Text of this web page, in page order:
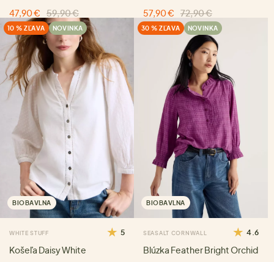
47,90 €
59,90 €
57,90 €
72,90 €
10 % ZĽAVA NOVINKA
BIOBAVLNA
WHITE STUFF 5
Košeľa Daisy White
30 % ZĽAVA NOVINKA
BIOBAVLNA
SEASALT CORNWALL 4.6
Blúzka Feather Bright Orchid